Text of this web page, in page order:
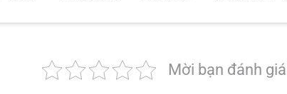
Mời bạn đánh giá